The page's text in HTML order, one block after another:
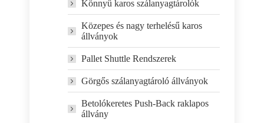
Könnyű karos szálanyagtárolók
Közepes és nagy terhelésű karos
állványok
Pallet Shuttle Rendszerek
Görgős szálanyagtároló állványok
Betolókeretes Push-Back raklapos
állvány